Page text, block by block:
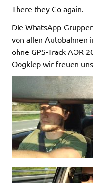
There they Go again.
Die WhatsApp-
von allen Autobahnen
ohne GPS-Track AOR
Oogklep wir freuen